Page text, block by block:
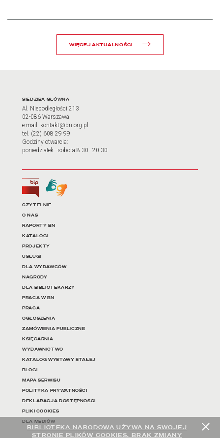
BIBLIOTEKA NARODOWA UŻYWA NA SWOJEJ
STRONIE PLIKÓW COOKIES. BRAK ZMIANY
WIĘCEJ AKTUALNOŚCI
Adres oraz godziny
SIEDZIBA GŁÓWNA
Al. Niepodległości 213
02-086 Warszawa
e-mail: kontakt@bn.org.pl
tel. (22) 608 29 99
Godziny otwarcia:
poniedziałek–sobota 8.30–20.30
Biuletyn Informacji Publicznej
Tłumacz języka migowego
Linki do najważniejszych
CZYTELNIE
O NAS
RAPORTY BN
KATALOGI
PROJEKTY
USŁUGI
DLA WYDAWCÓW
NAGRODY
DLA BIBLIOTEKARZY
PRACA W BN
PRACA
OGŁOSZENIA
ZAMÓWIENIA PUBLICZNE
KSIĘGARNIA
WYDAWNICTWO
KATALOG WYSTAWY STAŁEJ
BLOGI
MAPA SERWISU
POLITYKA PRYWATNOŚCI
DEKLARACJA DOSTĘPNOŚCI
PLIKI COOKIES
DLA MEDIÓW